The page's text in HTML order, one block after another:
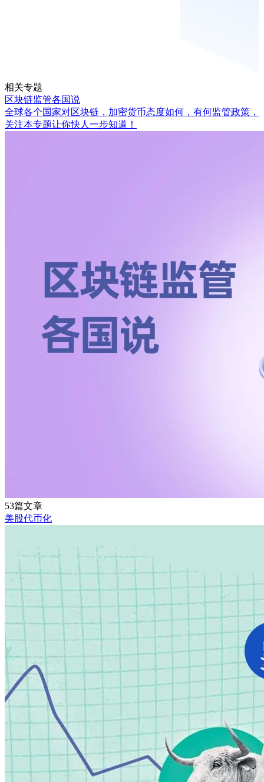
相关专题
区块链监管各国说
全球各个国家对区块链，加密货币态度如何，有何监管政策，
关注本专题让你快人一步知道！
53篇文章
美股代币化